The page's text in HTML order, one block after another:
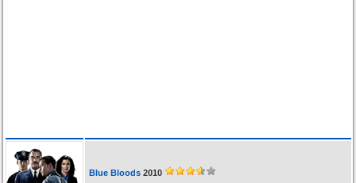
Blue Bloods 2010